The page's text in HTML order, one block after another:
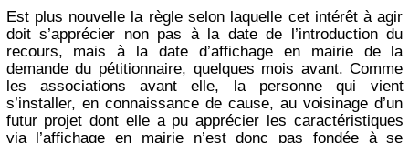
Est plus nouvelle la règle selon laquelle cet intérêt à agir
doit s’apprécier non pas à la date de l’introduction du
recours, mais à la date d’affichage en mairie de la
demande du pétitionnaire, quelques mois avant. Comme
les associations avant elle, la personne qui vient
s’installer, en connaissance de cause, au voisinage d’un
futur projet dont elle a pu apprécier les caractéristiques
via l’affichage en mairie n’est donc pas fondée à se